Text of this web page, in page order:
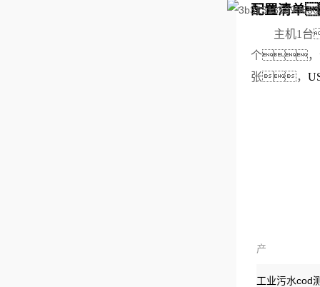
配置清单
主机1
个，
张，
产
品